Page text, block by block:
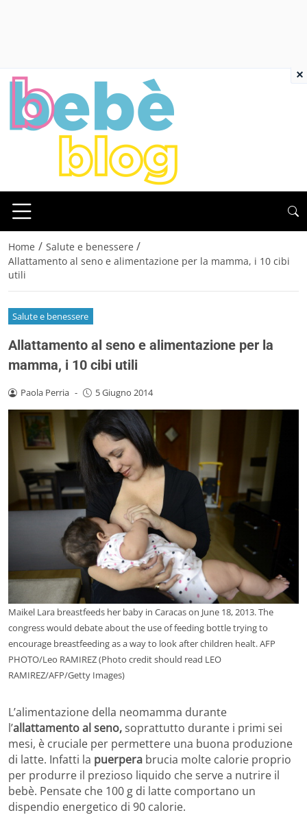
Home / Salute e benessere /
Allattamento al seno e alimentazione per la mamma, i 10 cibi
utili
Salute e benessere
Allattamento al seno e alimentazione per la
mamma, i 10 cibi utili
Paola Perria - 5 Giugno 2014
Maikel Lara breastfeeds her baby in Caracas on June 18, 2013. The
congress would debate about the use of feeding bottle trying to
encourage breastfeeding as a way to look after children healt. AFP
PHOTO/Leo RAMIREZ (Photo credit should read LEO
RAMIREZ/AFP/Getty Images)
L’alimentazione della neomamma durante
l’allattamento al seno,soprattutto durante i primi sei
mesi, è cruciale per permettere una buona produzione
di latte. Infatti la puerpera brucia molte calorie proprio
per produrre il prezioso liquido che serve a nutrire il
bebè. Pensate che 100 g di latte comportano un
dispendio energetico di 90 calorie.
×